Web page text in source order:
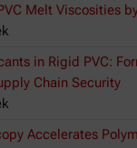
Melt Viscosities
in Rigid PVC:
Chain Security
Accelerates